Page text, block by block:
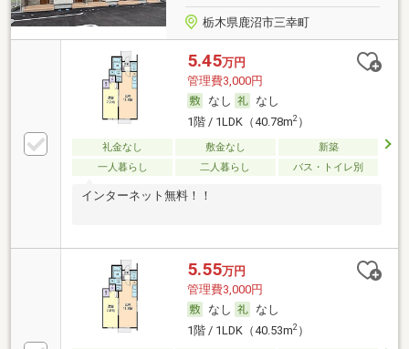
栃木県鹿沼市三幸町
5.45万円
管理費3,000円
なし
なし
1階 / 1LDK（40.78m2）
礼金なし 敷金なし
新築
一人暮らし
二人暮らし バス・トイレ別
インターネット無料！！
5.55万円
管理費3,000円
なし
なし
1階 / 1LDK（40.53m2）